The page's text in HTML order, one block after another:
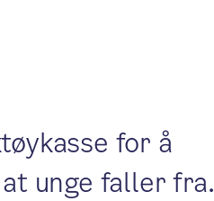
for å
unge faller fra.